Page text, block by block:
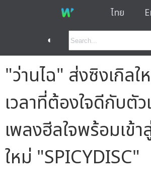
ไทย
◐
"ว่านไฉ" ส่งซิงเกิล
เวลาที่ต้องใจดีกับตั
เพลงฮีลใจพร้อมเข้
ใหม่ "SPICYDISC"